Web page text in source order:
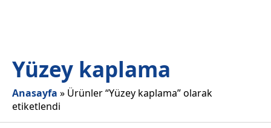
Yüzey kaplama
Anasayfa » Ürünler “Yüzey kaplama” olarak
etiketlendi